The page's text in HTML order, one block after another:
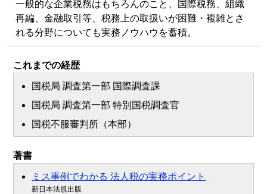
一般的な企業税務はもちろんのこと、国際税務、組織
再編、金融取引等、税務上の取扱いが困難・複雑とさ
れる分野についても実務ノウハウを蓄積。
これまでの経歴
国税局 調査第一部 国際調査課
国税局 調査第一部 特別国税調査官
国税不服審判所（本部）
著書
ミス事例でわかる 法人税の実務ポイント
新日本法規出版